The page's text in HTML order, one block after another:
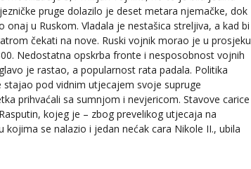
pruge dolazilo je deset metara njemačke, dok
u Ruskom. Vladala je nestašica streljiva, a kad bi
čekati na nove. Ruski vojnik morao je u prosjeku
Nedostatna opskrba fronte i nesposobnost vojnih
je rastao, a popularnost rata padala. Politika
pod vidnim utjecajem svoje supruge
prihvaćali sa sumnjom i nevjericom. Stavove carice
kojeg je – zbog prevelikog utjecaja na
se nalazio i jedan nećak cara Nikole II., ubila